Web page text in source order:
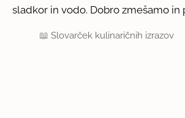
sladkor in vodo. Dobro zmešamo in
📖Slovarček kulinaričnih izrazov